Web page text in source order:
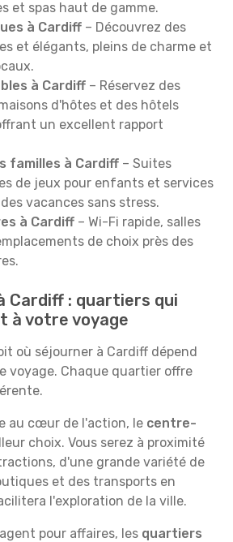
et spas haut de gamme.
à Cardiff – Découvrez des
et élégants, pleins de charme et
à Cardiff – Réservez des
d'hôtes et des hôtels
un excellent rapport
familles à Cardiff – Suites
de jeux pour enfants et services
vacances sans stress.
à Cardiff – Wi-Fi rapide, salles
de choix près des
Cardiff : quartiers qui
à votre voyage
où séjourner à Cardiff dépend
voyage. Chaque quartier offre
au cœur de l'action, le centre-
choix. Vous serez à proximité
d'une grande variété de
et des transports en
l'exploration de la ville.
pour affaires, les quartiers